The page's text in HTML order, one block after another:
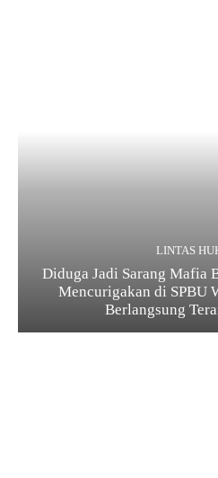
LINTAS
Diduga Jadi Sarang Mafia
Mencurigakan di SPBU
Berlangsung